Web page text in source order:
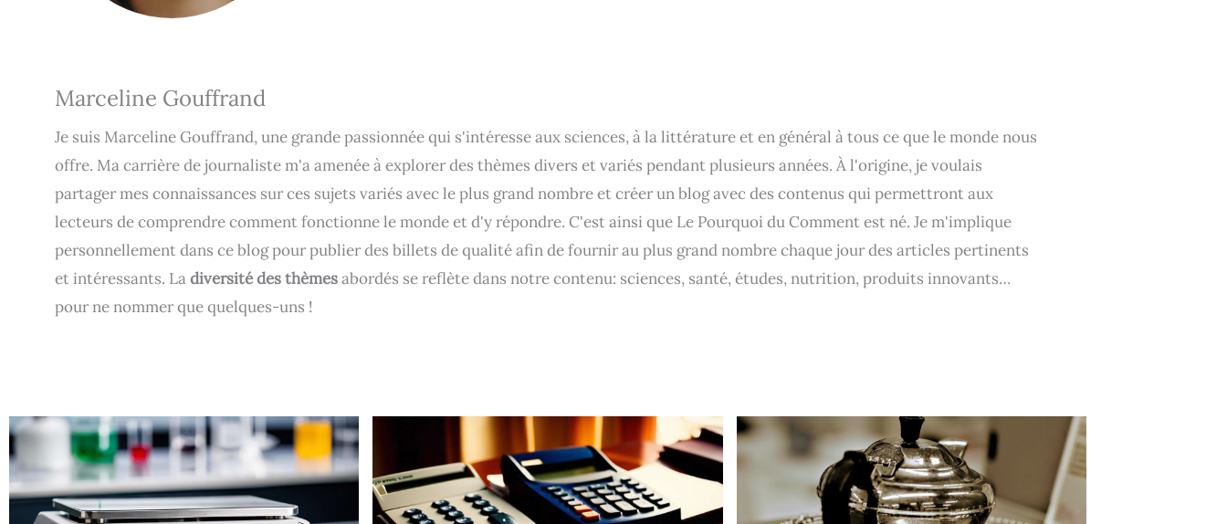
Marceline Gouffrand
Je suis Marceline Gouffrand, une grande passionnée qui s'intéresse aux sciences, à la littérature et en général à tous ce que le monde nous
offre. Ma carrière de journaliste m'a amenée à explorer des thèmes divers et variés pendant plusieurs années. À l'origine, je voulais
partager mes connaissances sur ces sujets variés avec le plus grand nombre et créer un blog avec des contenus qui permettront aux
lecteurs de comprendre comment fonctionne le monde et d'y répondre. C'est ainsi que Le Pourquoi du Comment est né. Je m'implique
personnellement dans ce blog pour publier des billets de qualité afin de fournir au plus grand nombre chaque jour des articles pertinents
et intéressants. Ladiversité des thèmesabordés se reflète dans notre contenu: sciences, santé, études, nutrition, produits innovants…
pour ne nommer que quelques-uns !